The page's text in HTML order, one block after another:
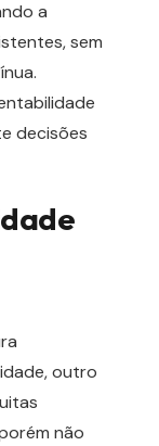
a
sem
decisões
outro
não